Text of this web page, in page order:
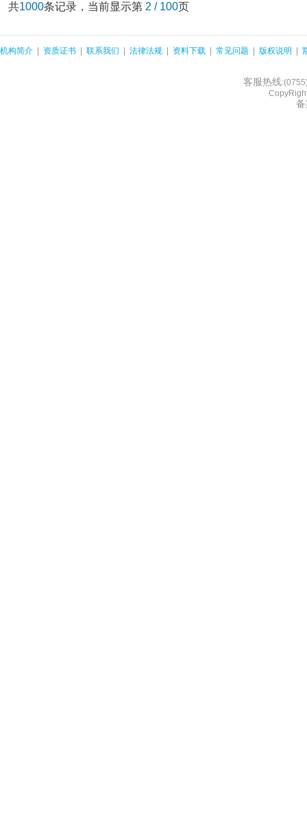
共1000条记录，当前显示第 2 / 100页
机构简介 资质证书 联系我们 法律法规 资料下载 常见问题 版权说明
客服热线